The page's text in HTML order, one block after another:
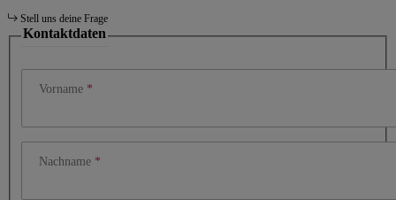
Stell uns deine Frage
Kontaktdaten
Vorname
Nachname